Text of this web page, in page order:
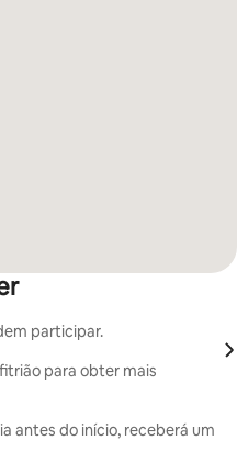
participar.
para obter mais
antes do início, receberá um